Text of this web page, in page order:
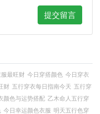
提交留言
最旺财 今日穿搭颜色 今日穿衣
财 五行穿衣每日指南今天 五行穿
颜色与运势搭配 乙木命人五行穿
今日幸运颜色衣服 明天五行色穿